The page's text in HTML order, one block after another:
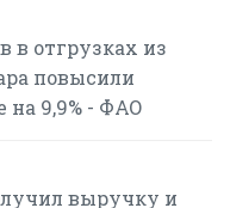
в отгрузках из
повысили
9,9% - ФАО
выручку и